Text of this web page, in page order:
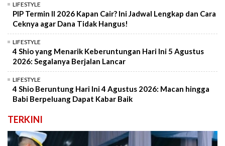
LIFESTYLE
PIP Termin II 2026 Kapan Cair? Ini Jadwal Lengkap dan Cara
Ceknya agar Dana Tidak Hangus!
LIFESTYLE
4 Shio yang Menarik Keberuntungan Hari Ini 5 Agustus
2026: Segalanya Berjalan Lancar
LIFESTYLE
4 Shio Beruntung Hari Ini 4 Agustus 2026: Macan hingga
Babi Berpeluang Dapat Kabar Baik
TERKINI